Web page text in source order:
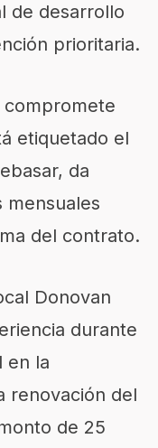
de desarrollo
prioritaria.
compromete
etiquetado el
da
del contrato.
Donovan
durante
en la
renovación del
de 25